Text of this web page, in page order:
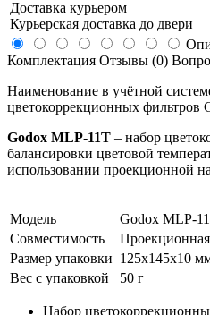
Доставка курьером
Курьерская доставка до двери
Комплектация Отзывы (0)
Наименование в учётной
цветокоррекционных фильтров
Godox MLP-11T – набор
балансировки цветовой
использовании проекционной
Модель
Godox MLP-
Совместимость
Размер упаковки 125х145х10
Вес с упаковкой
50 г
Набор